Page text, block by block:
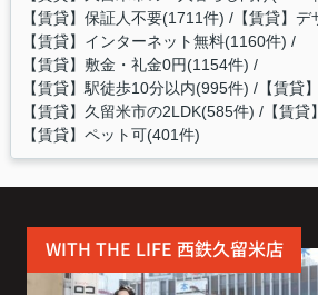
【賃貸】保証人不要(1711件) 【賃貸】デ
【賃貸】インターネット無料(1160件)
【賃貸】敷金・礼金0円(1154件)
【賃貸】駅徒歩10分以内(995件) 【賃貸
【賃貸】久留米市の2LDK(585件) 【賃貸
【賃貸】ペット可(401件)
WITH THE LIFE 西鉄久留米店